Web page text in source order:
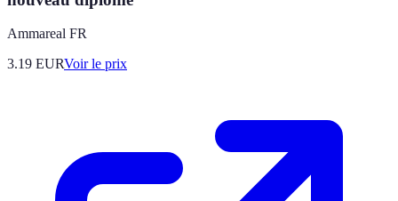
Ammareal FR
3.19 EURVoir le prix